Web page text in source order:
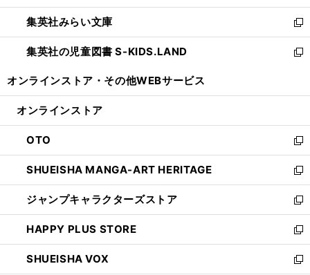
開
く
ウ
で
開
く
ン
ド
ウ
で
ウ
ィ
ン
ド
開
集英社みらい文庫
新
し
い
ン
ウ
で
開
く
集英社の児童図書 S-KIDS.LAND
新
ウ
ン
ド
ウ
で
開
く
オンラインストア・ その他WEBサービス
オンラインストア
OTO
新
し
い
ウ
ィ
ン
ド
ウ
で
SHUEISHA MANGA-ART HERITAGE
新
し
い
ウ
ィ
ン
ド
ジャンプキャラクターズストア
新
し
い
ウ
ィ
HAPPY PLUS STORE
新
し
い
SHUEISHA VOX
新